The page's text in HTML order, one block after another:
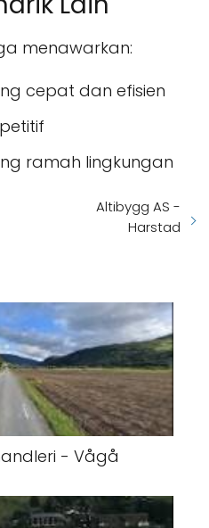
menawarkan:
cepat dan efisien
ramah lingkungan
Altibygg AS -
Harstad
- Vågå